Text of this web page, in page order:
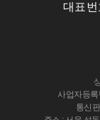
대표
사업자등
통신